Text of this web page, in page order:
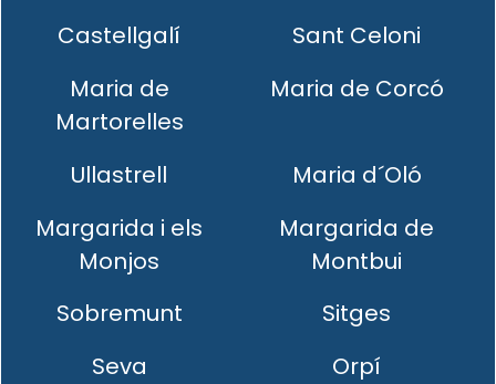
Castellgalí
Sant Celoni
Maria de
Martorelles
Maria de Corcó
Ullastrell
Maria d´Oló
Margarida i els
Monjos
Margarida de
Montbui
Sobremunt
Sitges
Seva
Orpí